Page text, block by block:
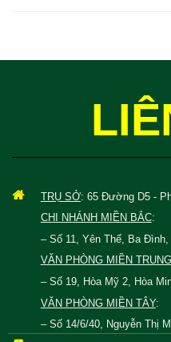
TRỤ SỞ: 65 Đường D5 -
CHI NHÁNH MIỀN BẮC:
– Số 11, Yên Thế, Ba Đình,
VĂN PHÒNG MIỀN TRUNG
– Số 19, Hòa Mỹ 2, Hòa
VĂN PHÒNG MIỀN TÂY:
– Số 14/6/40, Nguyễn Thị